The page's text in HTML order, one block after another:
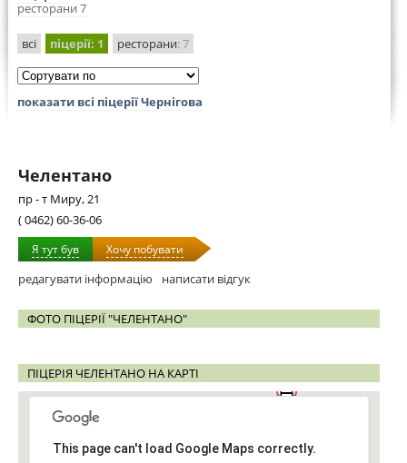
ресторани 7
всі піцерії: 1 ресторани: 7
показати всі піцерії Чернігова
Челентано
пр - т Миру, 21
( 0462) 60-36-06
Я тут був Хочу побувати
редагувати інформацію написати відгук
ФОТО ПІЦЕРІЇ "ЧЕЛЕНТАНО"
ПІЦЕРІЯ ЧЕЛЕНТАНО НА КАРТІ
This page can't load Google Maps correctly.